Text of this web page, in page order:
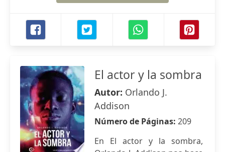
El actor y la sombra
Autor: Orlando J.
Addison
Número de Páginas: 209
En El actor y la sombra,